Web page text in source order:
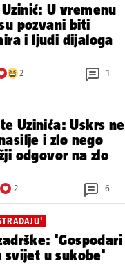
U vremenu
pozvani biti
i ljudi dijaloga
2 1
Uzinića: Uskrs ne
i zlo nego
odgovor na zlo
2 6
'Gospodari
svijet u sukobe'